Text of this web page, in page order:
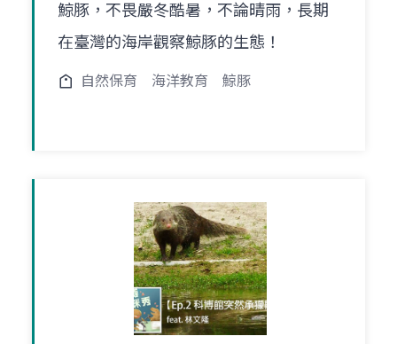
鯨豚，不畏嚴冬酷暑，不論晴雨，長期
在臺灣的海岸觀察鯨豚的生態！
自然保育 海洋教育 鯨豚